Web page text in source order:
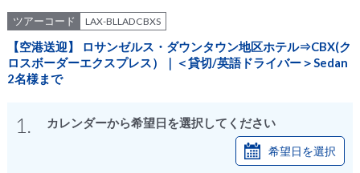
ツアーコード LAX-BLLADCBXS
【空港送迎】 ロサンゼルス・ダウンタウン地区ホテル⇒CBX(ク
ロスボーダーエクスプレス）｜＜貸切/英語ドライバー＞Sedan
2名様まで
1. カレンダーから希望日を選択してください
希望日を選択